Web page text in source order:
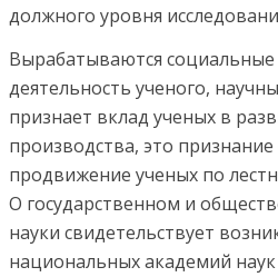
должного уровня
Вырабаты­ваются
деятельность уче­ного,
признает вклад ученых в
производства, это признание
продвижение ученых по
О госу­дарственном и
науки свидетельст­вует
национальных академий